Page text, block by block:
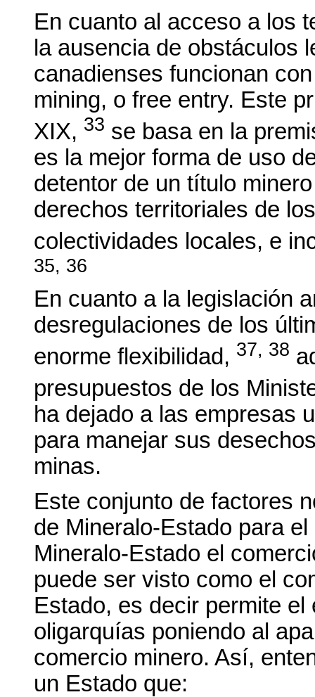
En cuanto al acceso a los
la ausencia de obstáculos
canadienses funcionan
mining, o free entry. Este
XIX, 33 se basa en la
es la mejor forma de uso
detentor de un título
derechos territoriales de
colectividades locales, e
35, 36
En cuanto a la legislación
desregulaciones de los
enorme flexibilidad, 37, 38
presupuestos de los
ha dejado a las empresas
para manejar sus
minas.
Este conjunto de factores
de Mineralo-Estado para
Mineralo-Estado el
puede ser visto como el
Estado, es decir permite
oligarquías poniendo al
comercio minero. Así,
un Estado que: